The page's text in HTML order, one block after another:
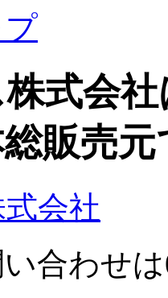
株式会
販売
会社
合わせは